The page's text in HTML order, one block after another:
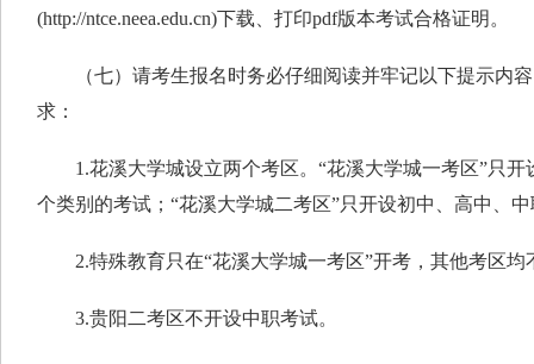
(http://ntce.neea.edu.cn)下载、打印pdf版本考试合格证明。
（七）请考生报名时务必仔细阅读并牢记以下提示内容
求：
1.花溪大学城设立两个考区。“花溪大学城一考区”只开
个类别的考试；“花溪大学城二考区”只开设初中、高中、
2.特殊教育只在“花溪大学城一考区”开考，其他考区均
3.贵阳二考区不开设中职考试。